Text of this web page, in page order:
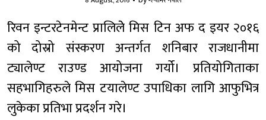
रिवन इन्टरटेनमेन्ट प्रालिलेे मिस टिन अफ द इयर २०१६
को दोस्रो संस्करण अन्तर्गत शनिबार राजधानीमा
ट्यालेण्ट राउण्ड आयोजना गर्यो। प्रतियोगिताका
सहभागिहरुले मिस टयालेण्ट उपाधिका लागि आफुभित्र
लुकेका प्रतिभा प्रदर्शन गरे।